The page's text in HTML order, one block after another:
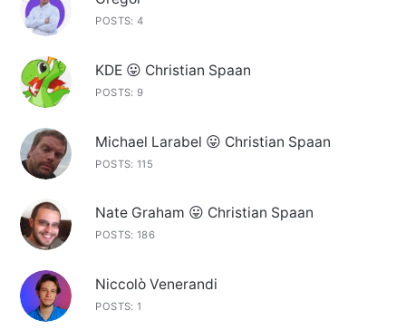
POSTS: 4
KDE 😛 Christian Spaan
POSTS: 9
Michael Larabel 😛 Christian Spaan
POSTS: 115
Nate Graham 😛 Christian Spaan
POSTS: 186
Niccolò Venerandi
POSTS: 1